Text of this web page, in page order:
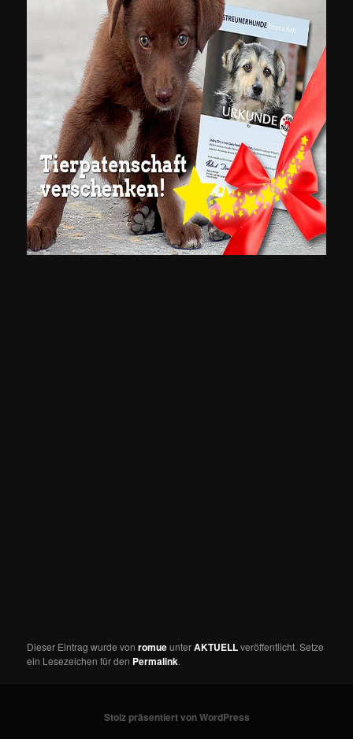
Dieser Eintrag wurde vonromueunterAKTUELLveröffentlicht. Setze
ein Lesezeichen für den Permalink.
Stolz präsentiert von WordPress